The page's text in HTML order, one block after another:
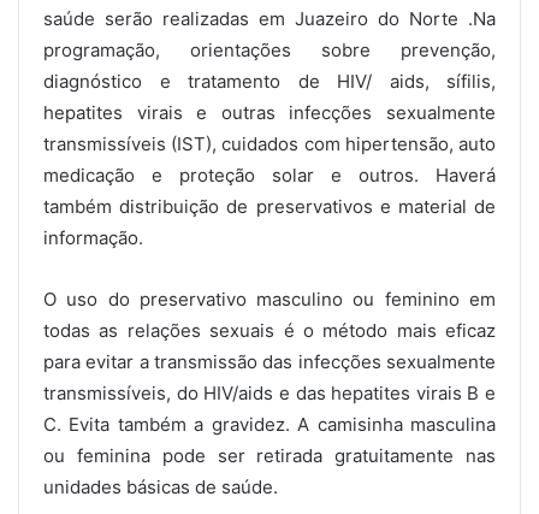
saúde serão realizadas em Juazeiro do Norte .Na
programação, orientações sobre prevenção,
diagnóstico e tratamento de HIV/ aids, sífilis,
hepatites virais e outras infecções sexualmente
transmissíveis (IST), cuidados com hipertensão, auto
medicação e proteção solar e outros. Haverá
também distribuição de preservativos e material de
informação.
O uso do preservativo masculino ou feminino em
todas as relações sexuais é o método mais eficaz
para evitar a transmissão das infecções sexualmente
transmissíveis, do HIV/aids e das hepatites virais B e
C. Evita também a gravidez. A camisinha masculina
ou feminina pode ser retirada gratuitamente nas
unidades básicas de saúde.